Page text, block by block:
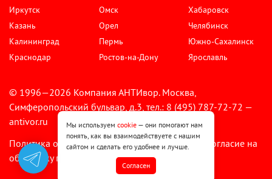
Иркутск
Казань
Калининград
Краснодар
Омск
Орел
Пермь
Ростов-на-Дону
Хабаровск
Челябинск
Южно-Сахалинск
Ярославль
© 1996—2026 Компания АНТИвор. Москва,
Симферопольский бульвар, д.3, тел.: 8 (495) 787-72-72 —
antivor.ru
Политика обработки персональных данных
Согласие на
обработку персональных данных
Мы используем cookie — они помогают нам
понять, как вы взаимодействуете с нашим
сайтом и сделать его удобнее и лучше.
Cогласен